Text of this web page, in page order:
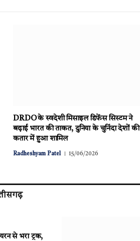
DRDO के स्वदेशी मिसाइल डिफेंस सिस्टम ने
बढ़ाई भारत की ताकत, दुनिया के चुनिंदा देशों की
कतार में हुआ शामिल
Radheshyam Patel 15/06/2026
से भरा ट्रक,